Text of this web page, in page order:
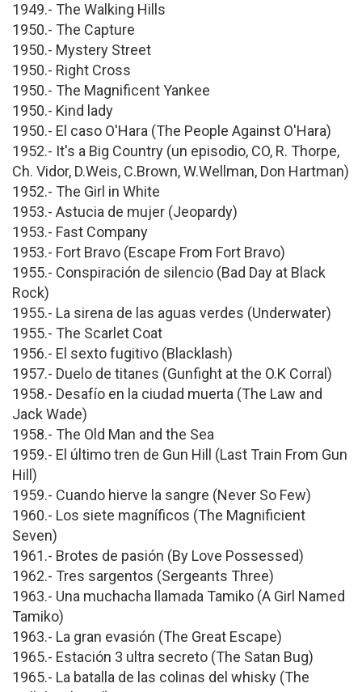
1949.- The Walking Hills
1950.- The Capture
1950.- Mystery Street
1950.- Right Cross
1950.- The Magnificent Yankee
1950.- Kind lady
1950.- El caso O'Hara (The People Against O'Hara)
1952.- It's a Big Country (un episodio, CO, R. Thorpe,
Ch. Vidor, D.Weis, C.Brown, W.Wellman, Don Hartman)
1952.- The Girl in White
1953.- Astucia de mujer (Jeopardy)
1953.- Fast Company
1953.- Fort Bravo (Escape From Fort Bravo)
1955.- Conspiración de silencio (Bad Day at Black
Rock)
1955.- La sirena de las aguas verdes (Underwater)
1955.- The Scarlet Coat
1956.- El sexto fugitivo (Blacklash)
1957.- Duelo de titanes (Gunfight at the O.K Corral)
1958.- Desafío en la ciudad muerta (The Law and
Jack Wade)
1958.- The Old Man and the Sea
1959.- El último tren de Gun Hill (Last Train From Gun
Hill)
1959.- Cuando hierve la sangre (Never So Few)
1960.- Los siete magníficos (The Magnificient
Seven)
1961.- Brotes de pasión (By Love Possessed)
1962.- Tres sargentos (Sergeants Three)
1963.- Una muchacha llamada Tamiko (A Girl Named
Tamiko)
1963.- La gran evasión (The Great Escape)
1965.- Estación 3 ultra secreto (The Satan Bug)
1965.- La batalla de las colinas del whisky (The